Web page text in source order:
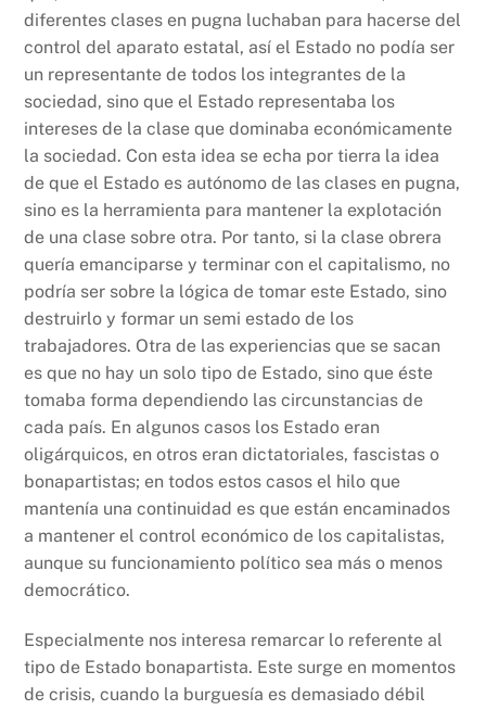
diferentes clases en pugna luchaban para hacerse del
control del aparato estatal, así el Estado no podía ser
un representante de todos los integrantes de la
sociedad, sino que el Estado representaba los
intereses de la clase que dominaba económicamente
la sociedad. Con esta idea se echa por tierra la idea
de que el Estado es autónomo de las clases en pugna,
sino es la herramienta para mantener la explotación
de una clase sobre otra. Por tanto, si la clase obrera
quería emanciparse y terminar con el capitalismo, no
podría ser sobre la lógica de tomar este Estado, sino
destruirlo y formar un semi estado de los
trabajadores. Otra de las experiencias que se sacan
es que no hay un solo tipo de Estado, sino que éste
tomaba forma dependiendo las circunstancias de
cada país. En algunos casos los Estado eran
oligárquicos, en otros eran dictatoriales, fascistas o
bonapartistas; en todos estos casos el hilo que
mantenía una continuidad es que están encaminados
a mantener el control económico de los capitalistas,
aunque su funcionamiento político sea más o menos
democrático.
Especialmente nos interesa remarcar lo referente al
tipo de Estado bonapartista. Este surge en momentos
de crisis, cuando la burguesía es demasiado débil